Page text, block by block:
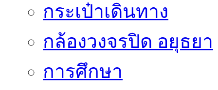
กระเป๋าเดินทาง
กล้องวงจรปิด อยุธยา
การศึกษา